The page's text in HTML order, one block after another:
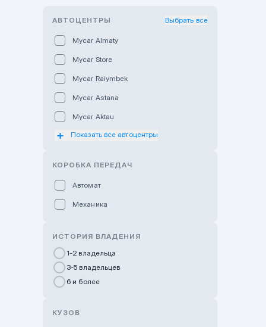
АВТОЦЕНТРЫ Выбрать все
Mycar Almaty
Mycar Store
Mycar Raiymbek
Mycar Astana
Mycar Aktau
Mycar Uralsk
GWM Nurly Zhol
Chery Astana
Показать все автоцентры
КОРОБКА ПЕРЕДАЧ
Автомат
Механика
ИСТОРИЯ ВЛАДЕНИЯ
1-2 владельца
3-5 владельцев
6 и более
КУЗОВ